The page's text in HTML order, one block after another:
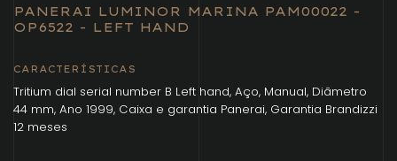
PANERAI LUMINOR MARINA PAM00022 -
OP6522 - LEFT HAND
CARACTERÍSTICAS
Tritium dial serial number B Left hand, Aço, Manual, Diâmetro
44 mm, Ano 1999, Caixa e garantia Panerai, Garantia Brandizzi
12 meses